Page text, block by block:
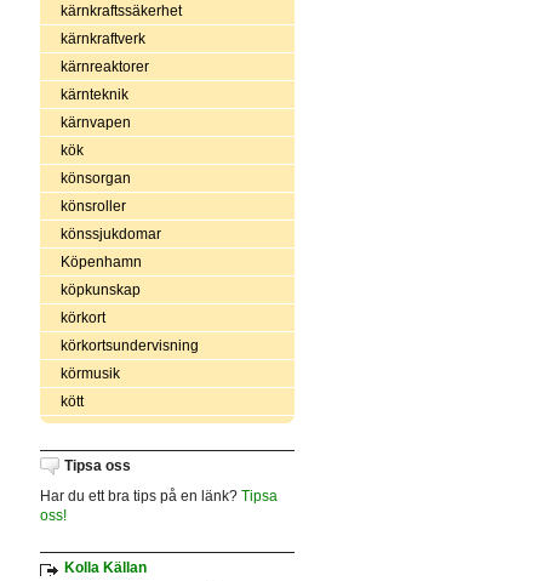
kärnkraftssäkerhet
kärnkraftverk
kärnreaktorer
kärnteknik
kärnvapen
kök
könsorgan
könsroller
könssjukdomar
Köpenhamn
köpkunskap
körkort
körkortsundervisning
körmusik
kött
Tipsa oss
Har du ett bra tips på en länk? Tipsa
oss!
Kolla Källan